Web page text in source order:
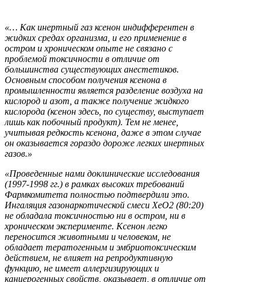
«… Как инертный газ ксенон индифферентен в
жидких средах организма, и его применение в
остром и хроническом опыте не связано с
проблемой токсичности в отличие от
большинства существующих анестетиков.
Основным способом получения ксенона в
промышленности является разделение воздуха на
кислород и азот, а также получение жидкого
кислорода (ксенон здесь, по существу, выступает
лишь как побочный продукт). Тем не менее,
учитывая редкость ксенона, даже в этом случае
он оказывается гораздо дороже легких инертных
газов.»
«Проведенные нами доклинические исследования
(1997-1998 гг.) в рамках высоких требований
Фармкомитета полностью подтвердили это.
Ингаляция газонаркотической смеси ХеО2 (80:20)
не обладала токсичностью ни в остром, ни в
хроническом эксперименте. Ксенон легко
переносится животными и человеком, не
обладает тератогенным и эмбриотоксическим
действием, не влияет на репродуктивную
функцию, не имеет аллергизирующих и
канцерогенных свойств, оказывает, в отличие от